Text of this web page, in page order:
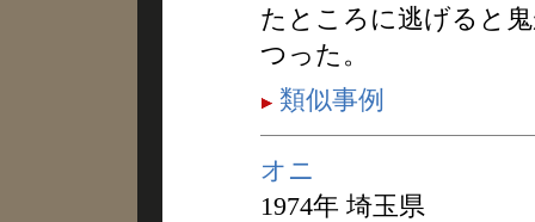
たところに逃げると
つった。
類似事例
オニ
1974年 埼玉県